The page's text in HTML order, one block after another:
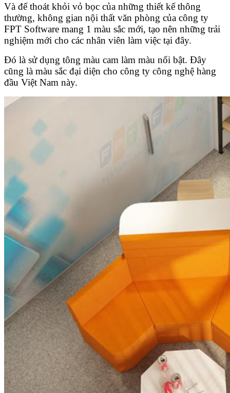
Và để thoát khỏi vỏ bọc của những thiết kế thông
thường, không gian nội thất văn phòng của công ty
FPT Software mang 1 màu sắc mới, tạo nên những trải
nghiệm mới cho các nhân viên làm việc tại đây.
Đó là sử dụng tông màu cam làm màu nổi bật. Đây
cũng là màu sắc đại diện cho công ty công nghệ hàng
đầu Việt Nam này.